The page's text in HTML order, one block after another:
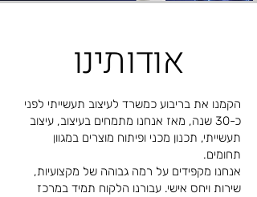
אודותינו
הקמנו את בריבוע כמשרד לעיצוב תעשייתי לפני
כ-30 שנה, מאז אנחנו מתמחים בעיצוב, עיצוב
תעשייתי, תכנון מכני ופיתוח מוצרים במגוון
תחומים.
אנחנו מקפידים על רמה גבוהה של מקצועיות,
שירות ויחס אישי. עבורנו הלקוח תמיד במרכז